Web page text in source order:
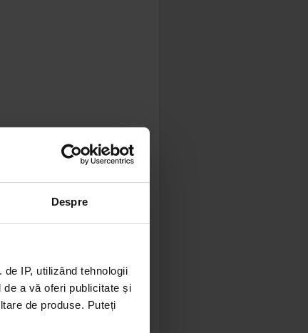
Despre
IP, utilizând tehnologii
a vă oferi publicitate și
de produse. Puteți
mei,
fosta